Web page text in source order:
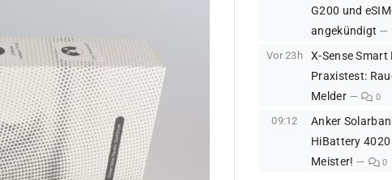
G200 und
angekündigt
Vor 23h
X-Sense
Praxistest:
Melder
0
09:12
Anker
HiBattery 4020
Meister!
0